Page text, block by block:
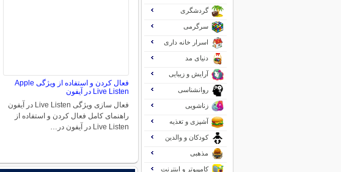
فعال کردن و استفاده از ویژگی Apple
Live Listen در آیفون
فعال سازی ویژگی Live Listen در آیفون
راهنمای کامل فعال کردن و استفاده از
Live Listen در آیفون در…
گردشگری
سرگرمی
اسرار خانه داری
دنیای مد
آرایش و زیبایی
روانشناسی
زناشویی
آشپزی و تغذیه
کودکان و والدین
مذهبی
کامپیوتر و اینترنت